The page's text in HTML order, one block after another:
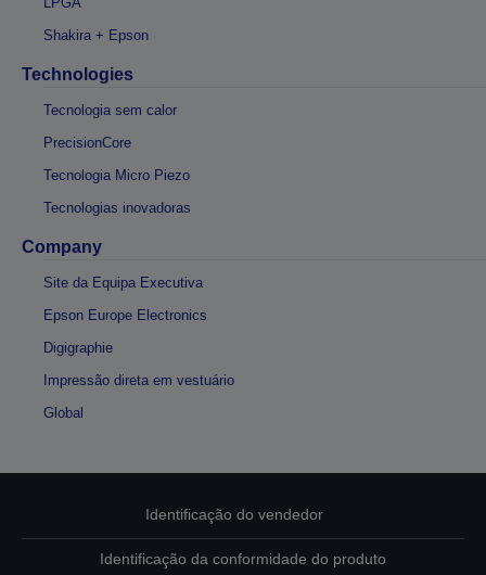
Shakira + Epson
Technologies
Tecnologia sem calor
PrecisionCore
Tecnologia Micro Piezo
Tecnologias inovadoras
Company
Site da Equipa Executiva
Epson Europe Electronics
Digigraphie
Impressão direta em vestuário
Global
Identificação do vendedor
Identificação da conformidade do produto